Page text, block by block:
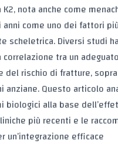
K2, nota anche come
come uno dei fattori
scheletrica. Diversi studi
tra un
del rischio di fratture,
anziane. Questo articolo
biologici alla base
più recenti e le
un’integrazione efficace